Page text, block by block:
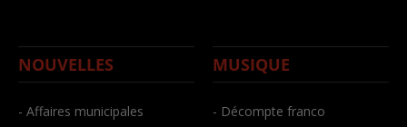
NOUVELLES
- Affaires municipales
MUSIQUE
- Décompte franco